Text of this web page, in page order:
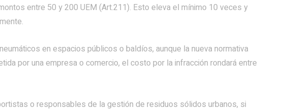
entre 50 y 200 UEM (Art.211). Esto eleva el mínimo 10 veces y
en espacios públicos o baldíos, aunque la nueva normativa
por una empresa o comercio, el costo por la infracción rondará entre
o responsables de la gestión de residuos sólidos urbanos, si